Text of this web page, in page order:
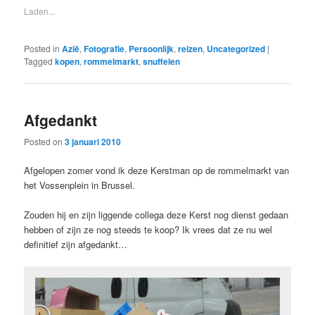
Laden...
Posted in Azië,Fotografie, Persoonlijk,reizen, Uncategorized |
Tagged kopen,rommelmarkt,snuffelen
Afgedankt
Posted on3 januari 2010
Afgelopen zomer vond ik deze Kerstman op de rommelmarkt van
het Vossenplein in Brussel.
Zouden hij en zijn liggende collega deze Kerst nog dienst gedaan
hebben of zijn ze nog steeds te koop? Ik vrees dat ze nu wel
definitief zijn afgedankt…